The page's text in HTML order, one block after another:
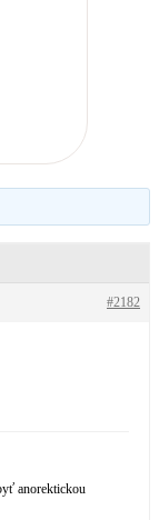
#2182
anorektickou